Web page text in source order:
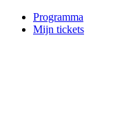
Programma
Mijn tickets